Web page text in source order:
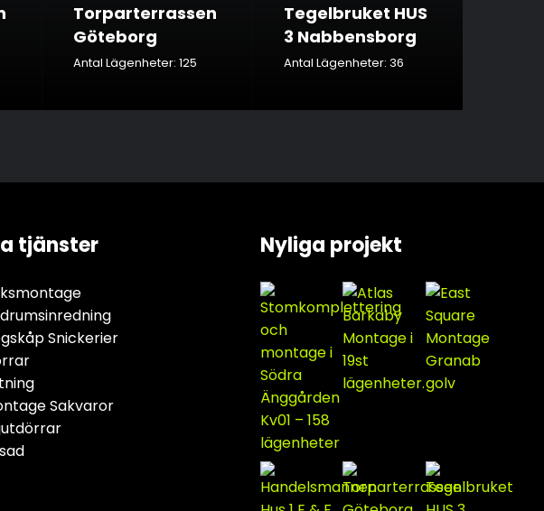
Torparterrassen
Göteborg
Antal Lägenheter: 125
Tegelbruket HUS
3 Nabbensborg
Antal Lägenheter: 36
tjänster
Snickerier
Sakvaror
Nyliga projekt